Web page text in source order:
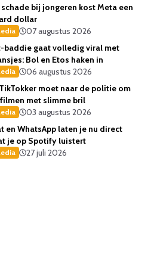
bij jongeren kost Meta een
dollar
07 augustus 2026
baddie gaat volledig viral met
Bol en Etos haken in
06 augustus 2026
moet naar de politie om
met slimme bril
03 augustus 2026
en WhatsApp laten je nu direct
je op Spotify luistert
27 juli 2026